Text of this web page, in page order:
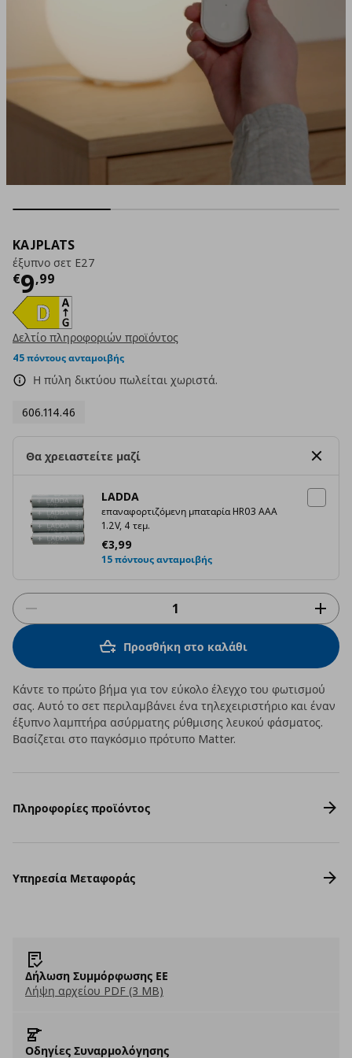
KAJPLATS
έξυπνο σετ E27
€9,99
Τρέχουσα τιμή
Δελτίο πληροφοριών προϊόντος
45 πόντους ανταμοιβής
Η πύλη δικτύου πωλείται χωριστά.
606.114.46
Θα χρειαστείτε μαζί
LADDA
επαναφορτιζόμενη μπαταρία HR03 AAA
1.2V, 4 τεμ.
€3,99
Τρέχουσα τιμή
15 πόντους ανταμοιβής
Προσθήκη στο καλάθι
Κάντε το πρώτο βήμα για τον εύκολο έλεγχο του φωτισμού
σας. Αυτό το σετ περιλαμβάνει ένα τηλεχειριστήριο και έναν
έξυπνο λαμπτήρα ασύρματης ρύθμισης λευκού φάσματος.
Βασίζεται στο παγκόσμιο πρότυπο Matter.
Πληροφορίες προϊόντος
Υπηρεσία Μεταφοράς
Δήλωση Συμμόρφωσης ΕΕ
Λήψη αρχείου PDF (3 MB)
Οδηγίες Συναρμολόγησης